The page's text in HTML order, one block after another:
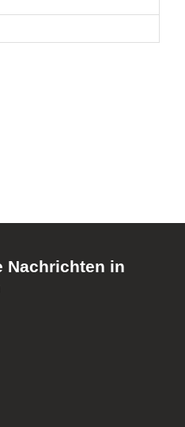
Nachrichten in